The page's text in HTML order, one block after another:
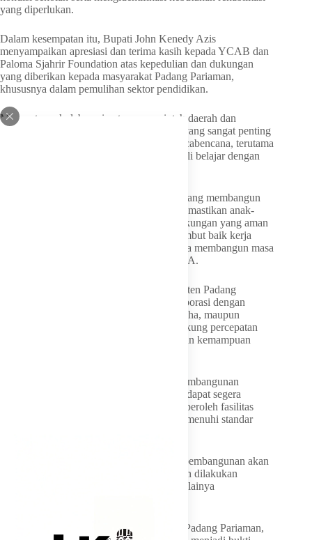
yang diperlukan.
Dalam kesempatan itu, Bupati John Kenedy Azis
menyampaikan apresiasi dan terima kasih kepada YCAB dan
Paloma Sjahrir Foundation atas kepedulian dan dukungan
yang diberikan kepada masyarakat Padang Pariaman,
khususnya dalam pemulihan sektor pendidikan.
Menurutnya, kolaborasi antara pemerintah daerah dan
lembaga sosial merupakan bentuk sinergi yang sangat penting
dalam mempercepat proses pemulihan pascabencana, terutama
untuk memastikan para siswa dapat kembali belajar dengan
“Pemulihan pascabencana tidak hanya tentang membangun
kembali gedung yang rusak, tetapi juga memastikan anak-
anak kita dapat kembali belajar dalam lingkungan yang aman
dan representatif. Karena itu, kami menyambut baik kerja
sama ini sebagai bagian dari upaya bersama membangun masa
depan generasi Padang Pariaman,” ujar JKA.
Ia menegaskan bahwa Pemerintah Kabupaten Padang
Pariaman akan terus membuka ruang kolaborasi dengan
berbagai pihak, baik pemerintah, dunia usaha, maupun
lembaga sosial dan filantropi, guna mendukung percepatan
pembangunan daerah di tengah keterbatasan kemampuan
Melalui Disaster Recovery Program ini, pembangunan
kembali SDN 05 Batang Anai diharapkan dapat segera
terlaksana sehingga para siswa dapat memperoleh fasilitas
pendidikan yang lebih baik, aman, dan memenuhi standar
JKA juga mengungkapkan bahwa proses pembangunan akan
segera dimulai dan dalam waktu dekat akan dilakukan
peletakan batu pertama sebagai tanda dimulainya
Kerja sama antara Pemerintah Kabupaten Padang Pariaman,